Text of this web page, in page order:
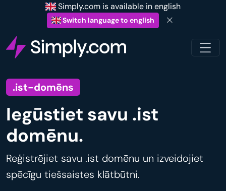
Simply.com is available in english
Switch language to english
.ist-domēns
Iegūstiet savu .ist
domēnu.
Reģistrējiet savu .ist domēnu un izveidojiet
spēcīgu tiešsaistes klātbūtni.